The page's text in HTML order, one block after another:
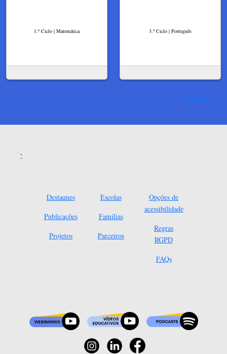
1.º Ciclo | Matemática 3.º Ciclo | Português
Ver mais
Destaques
Publicações
Projetos
Escolas
Famílias
Parceiros
Opções de
acessibilidade
Regras
RGPD
FAQs